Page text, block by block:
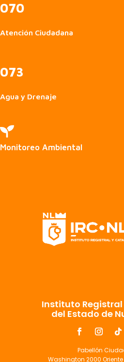
070
Atención Ciudadana
073
Agua y Drenaje

Monitoreo Ambiental
Instituto
del Estado de
Pabellón
Washington 2000